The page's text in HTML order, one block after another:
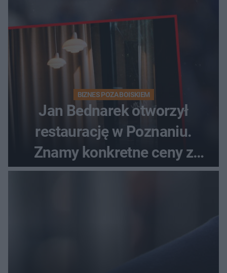
BIZNES POZA BOISKIEM
Jan Bednarek otworzył
restaurację w Poznaniu.
Znamy konkretne ceny z
menu